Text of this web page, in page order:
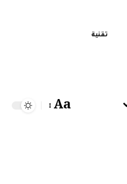
تقنية
Aa